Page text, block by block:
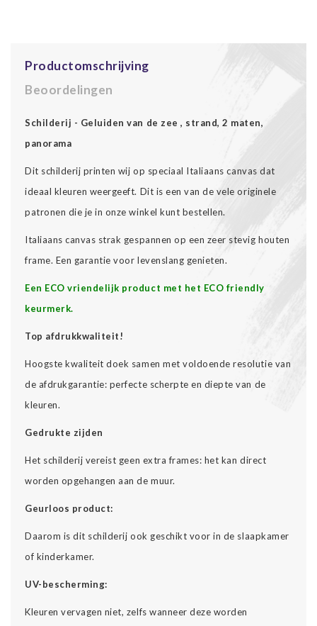
Productomschrijving
Beoordelingen
Schilderij - Geluiden van de zee , strand, 2 maten,
panorama
Dit schilderij printen wij op speciaal Italiaans canvas dat
ideaal kleuren weergeeft. Dit is een van de vele originele
patronen die je in onze winkel kunt bestellen.
Italiaans canvas strak gespannen op een zeer stevig houten
frame. Een garantie voor levenslang genieten.
Een ECO vriendelijk product met het ECO friendly
keurmerk.
Top afdrukkwaliteit!
Hoogste kwaliteit doek samen met voldoende resolutie van
de afdrukgarantie: perfecte scherpte en diepte van de
kleuren.
Gedrukte zijden
Het schilderij vereist geen extra frames: het kan direct
worden opgehangen aan de muur.
Geurloos product:
Daarom is dit schilderij ook geschikt voor in de slaapkamer
of kinderkamer.
UV-bescherming:
Kleuren vervagen niet, zelfs wanneer deze worden